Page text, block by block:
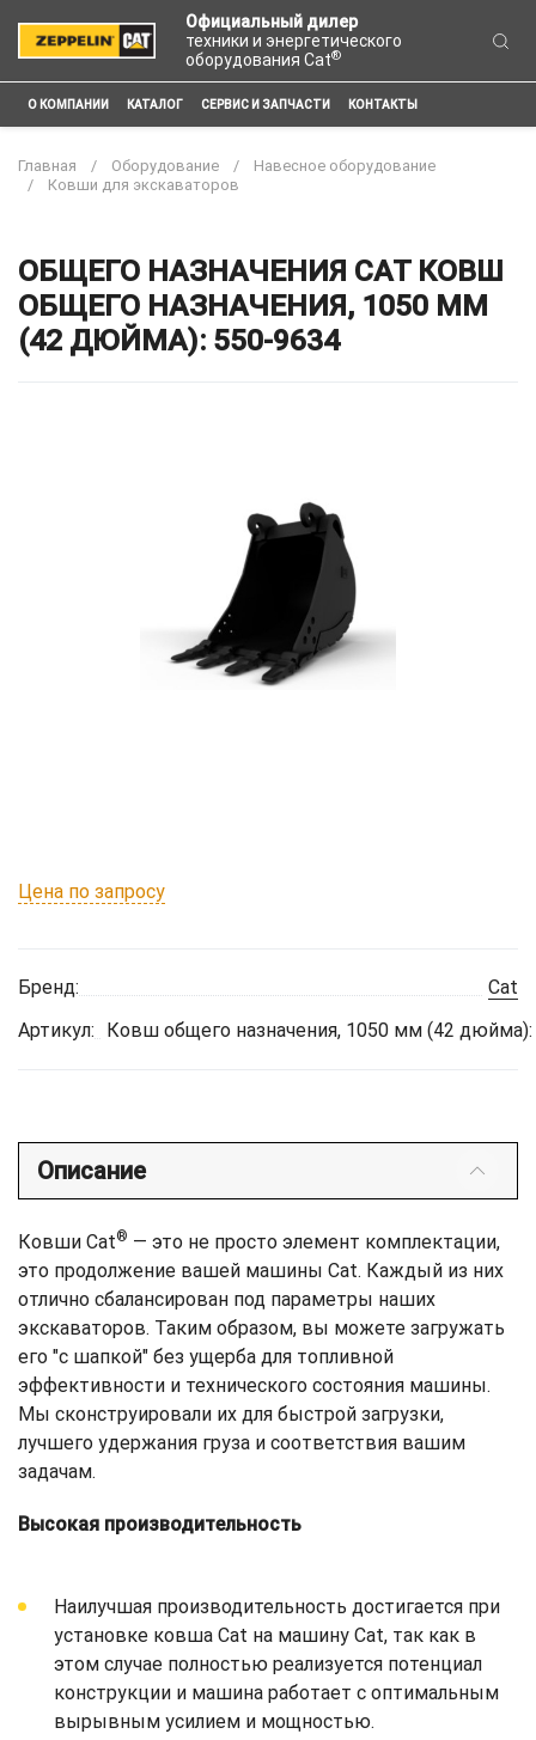
Официальный дилер
техники и энергетического
оборудования Cat®
О КОМПАНИИ КАТАЛОГ СЕРВИС И ЗАПЧАСТИ КОНТАКТЫ
Главная Оборудование
Навесное оборудование
Ковши для экскаваторов
ОБЩЕГО НАЗНАЧЕНИЯ CAT КОВШ
ОБЩЕГО НАЗНАЧЕНИЯ, 1050 ММ
(42 ДЮЙМА): 550-9634
Цена по запросу
Бренд:
Cat
Артикул:
Ковш общего назначения, 1050 мм (42
Описание
Ковши Cat® — это не просто элемент комплектации,
это продолжение вашей машины Cat. Каждый из них
отлично сбалансирован под параметры наших
экскаваторов. Таким образом, вы можете загружать
его "с шапкой" без ущерба для топливной
эффективности и технического состояния машины.
Мы сконструировали их для быстрой загрузки,
лучшего удержания груза и соответствия вашим
задачам.
Высокая производительность
Наилучшая производительность достигается при
установке ковша Cat на машину Cat, так как в
этом случае полностью реализуется потенциал
конструкции и машина работает с оптимальным
вырывным усилием и мощностью.